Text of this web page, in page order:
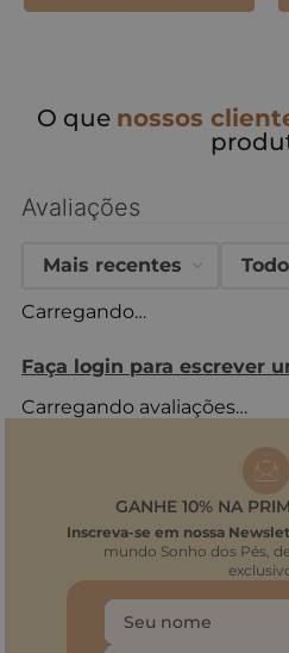
O que nossos
Avaliações
Carregando…
Faça login para escrever
Mais recentes
Carregando avaliações…
GANHE 10% NA
Inscreva-se em nossa
mundo Sonho dos Pés,